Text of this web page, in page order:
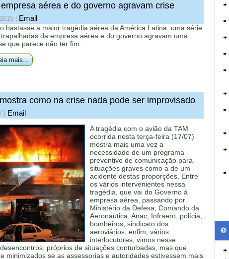
aérea e do governo agravam crise
Email
bastasse a maior tragédia aérea da América Latina, uma série
da empresa aérea e do governo agravam uma
que parece não ter fim.
mais...
como na crise nada pode ser improvisado
Email
A tragédia com o avião da TAM
ocorrida nesta terça-feira (17/07)
mostra mais uma vez a
necessidade de um programa
preventivo de comunicação para
situações graves como a de um
acidente destas proporções. Entre
os vários intervenientes nessa
tragédia, que vai do Governo à
empresa aérea, passando por
Ministério da Defesa, Comando da
Aeronáutica, Anac, Infraero, polícia,
bombeiros, sindicato dos
aeroviários, enfim, vários
interlocutores, vimos nesse
próprios de situações conturbadas, mas que
minimizados se as assessorias e autoridades estivessem mais